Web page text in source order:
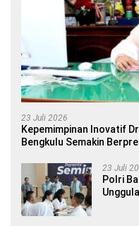
23 Juli 2026
Kepemimpinan Inovatif
Bengkulu Semakin
23 Juli
Polri